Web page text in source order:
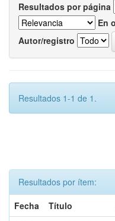
Resultados por página
En
Autor/registro
Resultados 1-1 de 1.
Resultados por ítem:
Fecha
Título